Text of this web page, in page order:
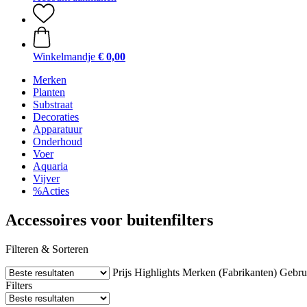
Winkelmandje € 0,00
Merken
Planten
Substraat
Decoraties
Apparatuur
Onderhoud
Voer
Aquaria
Vijver
%Acties
Accessoires voor buitenfilters
Filteren & Sorteren
Prijs Highlights Merken (Fabrikanten)
Filters